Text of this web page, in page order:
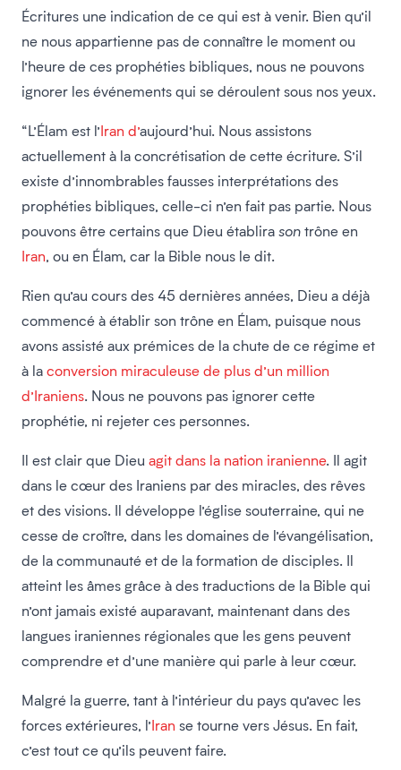
Écritures une indication de ce qui est à venir. Bien qu’il
ne nous appartienne pas de connaître le moment ou
l’heure de ces prophéties bibliques, nous ne pouvons
ignorer les événements qui se déroulent sous nos yeux.
“L’Élam est l’Iran d’aujourd’hui. Nous assistons
actuellement à la concrétisation de cette écriture. S’il
existe d’innombrables fausses interprétations des
prophéties bibliques, celle-ci n’en fait pas partie. Nous
pouvons être certains que Dieu établirasontrône en
Iran, ou en Élam, car la Bible nous le dit.
Rien qu’au cours des 45 dernières années, Dieu a déjà
commencé à établir son trône en Élam, puisque nous
avons assisté aux prémices de la chute de ce régime et
à laconversion miraculeuse de plus d’un million
d’Iraniens. Nous ne pouvons pas ignorer cette
prophétie, ni rejeter ces personnes.
Il est clair que Dieuagit dans la nation iranienne. Il agit
dans le cœur des Iraniens par des miracles, des rêves
et des visions. Il développe l’église souterraine, qui ne
cesse de croître, dans les domaines de l’évangélisation,
de la communauté et de la formation de disciples. Il
atteint les âmes grâce à des traductions de la Bible qui
n’ont jamais existé auparavant, maintenant dans des
langues iraniennes régionales que les gens peuvent
comprendre et d’une manière qui parle à leur cœur.
Malgré la guerre, tant à l’intérieur du pays qu’avec les
forces extérieures, l’Iran se tourne vers Jésus. En fait,
c’est tout ce qu’ils peuvent faire.